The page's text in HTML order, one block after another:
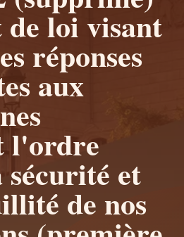
loi visant
réponses
aux
l'ordre
et
de nos